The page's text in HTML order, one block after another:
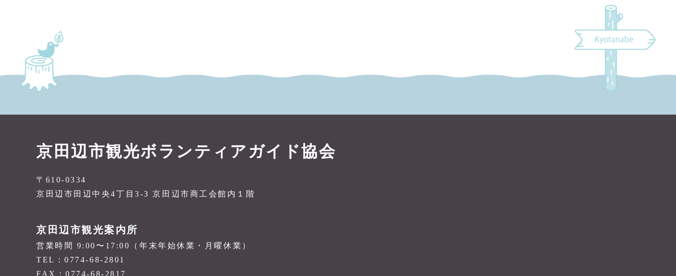
京田辺市観光ボランティアガイド協会
〒610-0334
京田辺市田辺中央4丁目3-3 京田辺市商工会館内１階
京田辺市観光案内所
営業時間 9:00〜17:00（年末年始休業・月曜休業）
TEL：0774-68-2801
FAX：0774-68-2817